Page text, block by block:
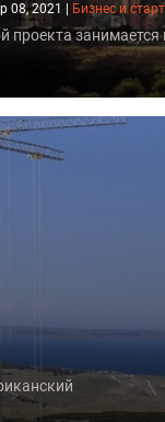
08, 2021 Бизнес и
проекта